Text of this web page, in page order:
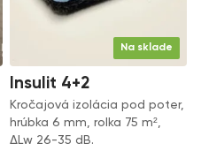
Na sklade
Insulit 4+2
Kročajová izolácia pod poter,
hrúbka 6 mm, rolka 75 m²,
ΔLw 26-35 dB.